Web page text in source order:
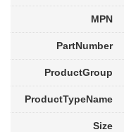
MPN
PartNumber
ProductGroup
ProductTypeName
Size